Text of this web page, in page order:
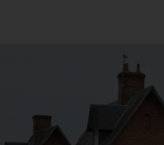
TOUT L'AGENDA